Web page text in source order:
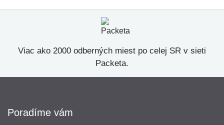
Viac ako 2000 odberných miest po celej SR v sieti
Packeta.
Poradíme vám